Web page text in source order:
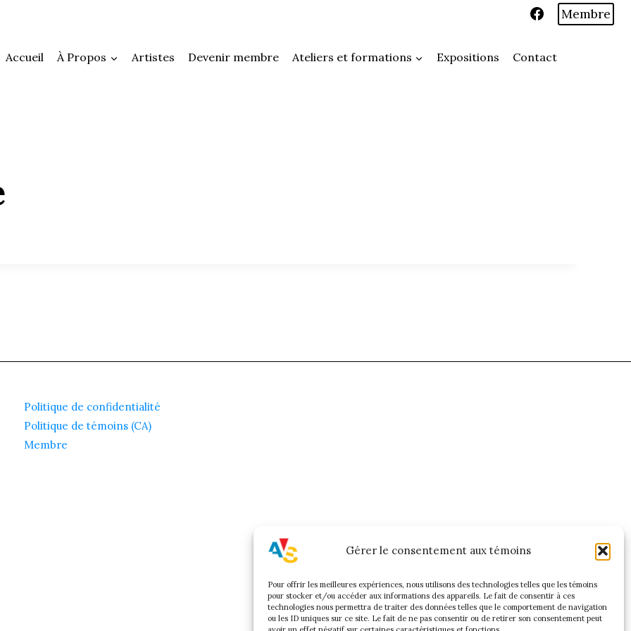
Gérer le consentement aux témoins
Pour offrir les meilleures expériences, nous utilisons des technologies telles que les témoins
pour stocker et/ou accéder aux informations des appareils. Le fait de consentir à ces
technologies nous permettra de traiter des données telles que le comportement de navigation
ou les ID uniques sur ce site. Le fait de ne pas consentir ou de retirer son consentement peut
Membre
Accueil À Propos Artistes Devenir membre Ateliers et formations Expositions Contact
Politique de confidentialité
Politique de témoins (CA)
Membre